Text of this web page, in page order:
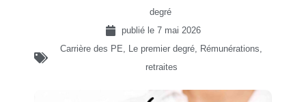
degré
publié le 7 mai 2026
Carrière des PE, Le premier degré, Rémunérations,
retraites